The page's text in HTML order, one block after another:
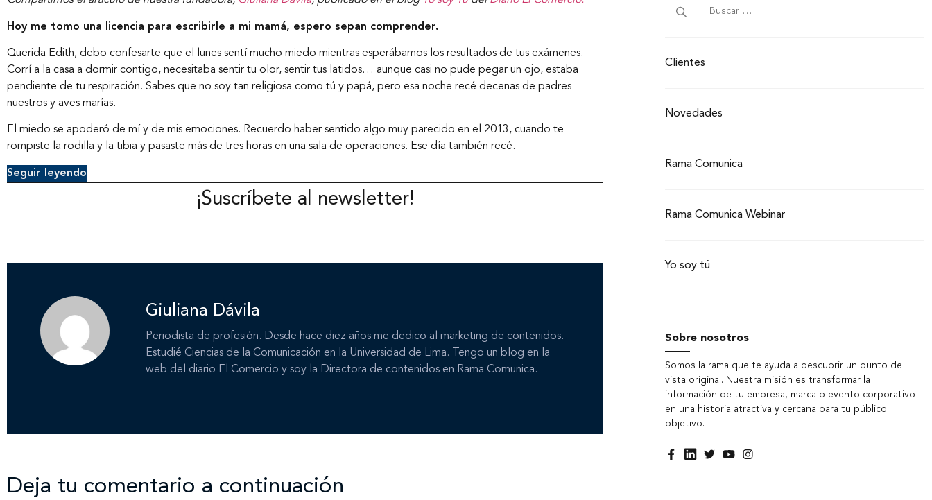
Hoy me tomo una licencia para escribirle a mi mamá, espero sepan comprender.
Querida Edith, debo confesarte que el lunes sentí mucho miedo mientras esperábamos los resultados de tus exámenes.
Corrí a la casa a dormir contigo, necesitaba sentir tu olor, sentir tus latidos… aunque casi no pude pegar un ojo, estaba
pendiente de tu respiración. Sabes que no soy tan religiosa como tú y papá, pero esa noche recé decenas de padres
nuestros y aves marías.
El miedo se apoderó de mí y de mis emociones. Recuerdo haber sentido algo muy parecido en el 2013, cuando te
rompiste la rodilla y la tibia y pasaste más de tres horas en una sala de operaciones. Ese día también recé.
Seguir leyendo
¡Suscríbete al newsletter!
Giuliana Dávila
Periodista de profesión. Desde hace diez años me dedico al marketing de contenidos.
Estudié Ciencias de la Comunicación en la Universidad de Lima. Tengo un blog en la
web del diario El Comercio y soy la Directora de contenidos en Rama Comunica.
Deja tu comentario a continuación
Clientes
Novedades
Rama Comunica
Rama Comunica Webinar
Yo soy tú
Sobre nosotros
Somos la rama que te ayuda a descubrir un punto de
vista original. Nuestra misión es transformar la
información de tu empresa, marca o evento corporativo
en una historia atractiva y cercana para tu público
objetivo.